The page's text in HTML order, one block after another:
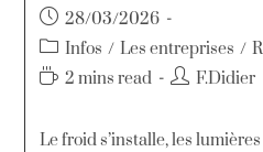
28/03/2026
Infos / Les entreprises /
2 mins read
F.Didier
Le froid s’installe, les